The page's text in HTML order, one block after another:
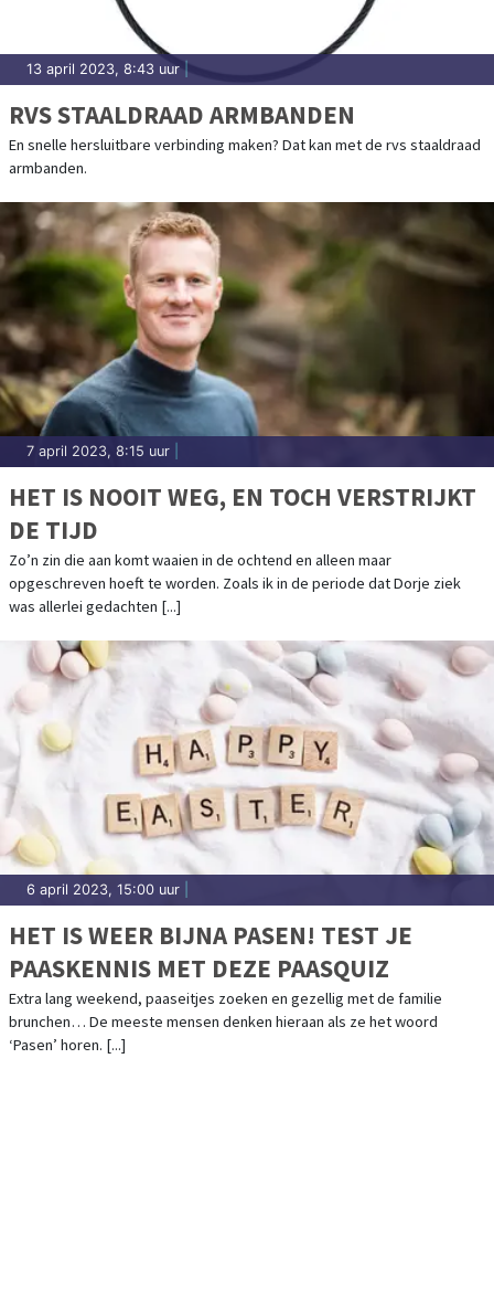
13 april 2023, 8:43 uur|
RVS STAALDRAAD ARMBANDEN
En snelle hersluitbare verbinding maken? Dat kan met de rvs staaldraad
armbanden.
7 april 2023, 8:15 uur
HET IS NOOIT WEG, EN TOCH VERSTRIJKT
DE TIJD
Zo’n zin die aan komt waaien in de ochtend en alleen maar
opgeschreven hoeft te worden. Zoals ik in de periode dat Dorje ziek
was allerlei gedachten [...]
6 april 2023, 15:00 uur
HET IS WEER BIJNA PASEN! TEST JE
PAASKENNIS MET DEZE PAASQUIZ
Extra lang weekend, paaseitjes zoeken en gezellig met de familie
brunchen… De meeste mensen denken hieraan als ze het woord
‘Pasen’ horen. [...]